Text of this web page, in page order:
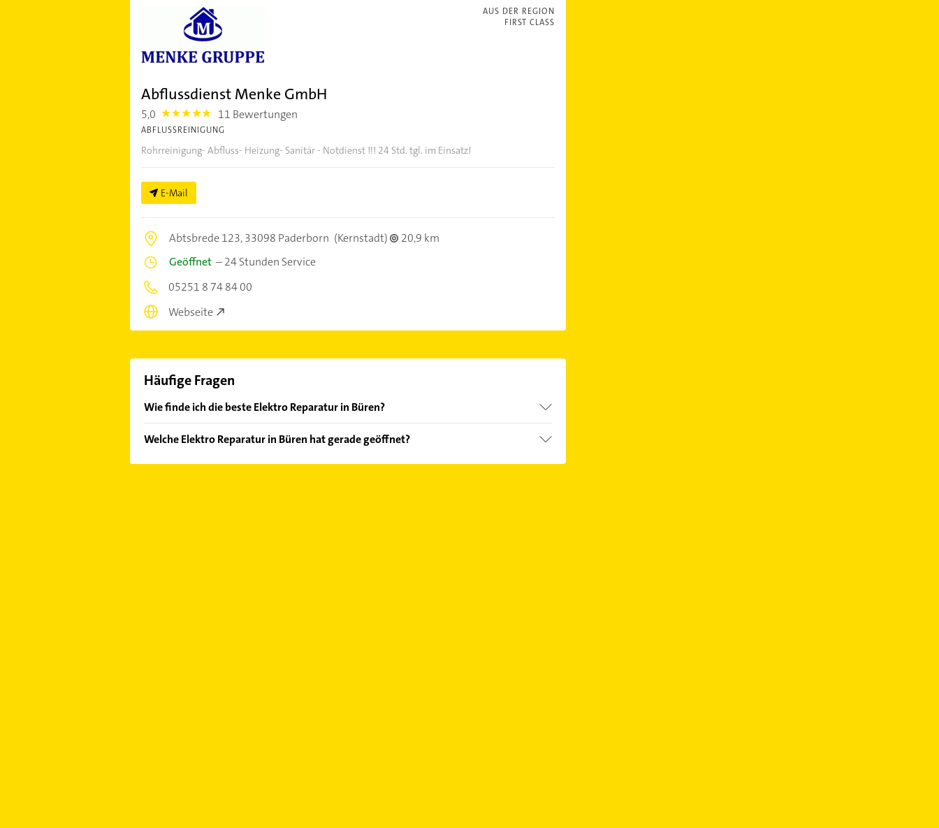
AUS DER REGION
FIRST CLASS
Abflussdienst Menke GmbH
5,0 5.0 11 Bewertungen
ABFLUSSREINIGUNG
Rohrreinigung- Abfluss- Heizung- Sanitär - Notdienst !!! 24 Std. tgl. im Einsatz!
E-Mail
Abtsbrede 123,33098 Paderborn (Kernstadt)
20,9 km
Geöffnet–24 Stunden Service
05251 8 74 84 00
Webseite
Häufige Fragen
Wie finde ich die beste Elektro Reparatur in Büren?
von den Empfehlungen. Die Suchergebnisse können Sie sich einfach nach
Bewertungensortiert anzeigen lassen.
Welche Elektro Reparatur in Büren hat gerade geöffnet?
Im Anbieter-Bereich finden Sie alleÖffnungszeiten. Bitte beachten Sie, dass diese an